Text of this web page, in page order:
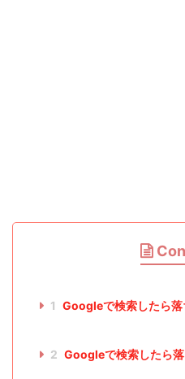
1 Googleで検索したら落
2 Googleで検索したら